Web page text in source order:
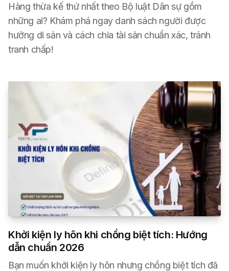
Hàng thừa kế thứ nhất theo Bộ luật Dân sự gồm
những ai? Khám phá ngay danh sách người được
hưởng di sản và cách chia tài sản chuẩn xác, tránh
tranh chấp!
Khởi kiện ly hôn khi chồng biệt tích: Hướng
dẫn chuẩn 2026
Bạn muốn khởi kiện ly hôn nhưng chồng biệt tích đã